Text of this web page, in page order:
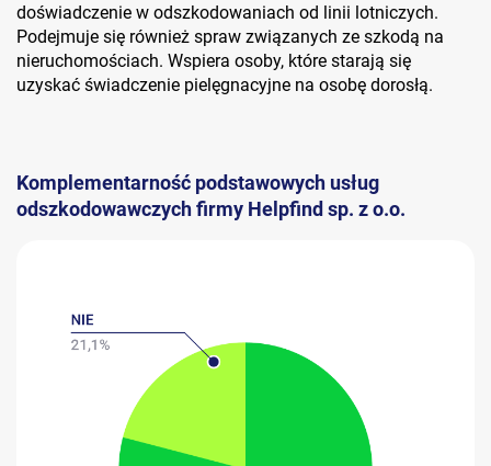
doświadczenie w odszkodowaniach od linii lotniczych.
Podejmuje się również spraw związanych ze szkodą na
nieruchomościach. Wspiera osoby, które starają się
uzyskać świadczenie pielęgnacyjne na osobę dorosłą.
Komplementarność podstawowych usług
odszkodowawczych firmy Helpfind sp. z o.o.